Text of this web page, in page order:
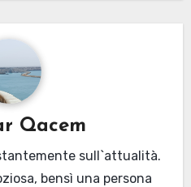
Qacem
sull`attualità.
bensì una persona